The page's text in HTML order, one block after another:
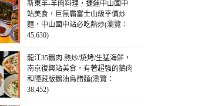
新東羊-羊肉料理，捷運中山國中
站美食，巨無霸富士山級平價炒
麵，中山國中站必吃熱炒(瀏覽：
45,630)
龍江35鵝肉 熱炒/燒烤/生猛海鮮，
南京復興站美食，有著超強的鵝肉
和隱藏版鵝油烏醋麵(瀏覽：
38,452)